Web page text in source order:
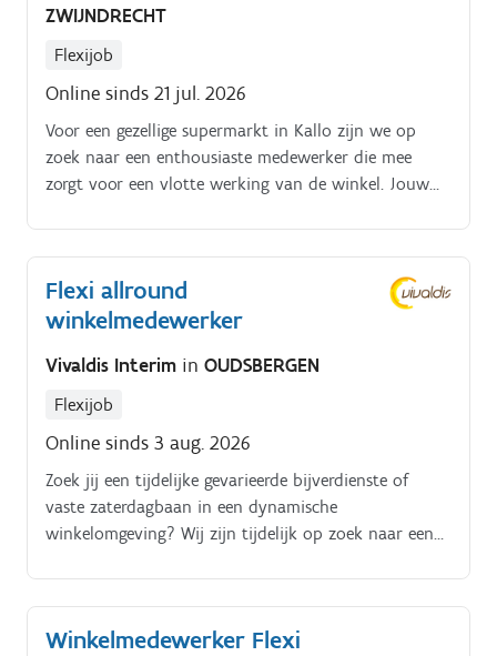
ZWIJNDRECHT
Flexijob
Online sinds 21 jul. 2026
Voor een gezellige supermarkt in Kallo zijn we op
zoek naar een enthousiaste medewerker die mee
zorgt voor een vlotte werking van de winkel. Jouw
Flexi allround
winkelmedewerker
Vivaldis Interim in OUDSBERGEN
Flexijob
Online sinds 3 aug. 2026
Zoek jij een tijdelijke gevarieerde bijverdienste of
vaste zaterdagbaan in een dynamische
winkelomgeving? Wij zijn tijdelijk op zoek naar een
Oudsbergen die ons team op zaterdag komt
versterken.
Winkelmedewerker Flexi